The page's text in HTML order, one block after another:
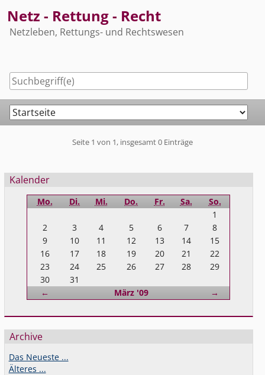
to
content
Netz - Rettung - Recht
Netzleben, Rettungs- und Rechtswesen
Navigation
Seite 1 von 1, insgesamt 0 Einträge
Seitenleiste
Kalender
Mo. Di. Mi. Do. Fr. Sa. So.
← März '09 Vorwärts
→
1
2
3 4 5 6 7
8
9
10 11 12 13 14
15
16
17 18 19 20 21
22
23
24 25 26 27 28
29
30
31
Archive
Das Neueste ...
Älteres ...